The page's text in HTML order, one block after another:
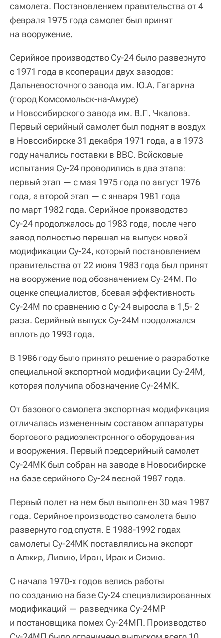
самолета. Постановлением правительства от 4
февраля 1975 года самолет был принят
на вооружение.
Серийное производство Су-24 было развернуто
с 1971 года в кооперации двух заводов:
Дальневосточного завода им. Ю.А. Гагарина
(город Комсомольск-на-Амуре)
и Новосибирского завода им. В.П. Чкалова.
Первый серийный самолет был поднят в воздух
в Новосибирске 31 декабря 1971 года, а в 1973
году начались поставки в ВВС. Войсковые
испытания Су-24 проводились в два этапа:
первый этап — с мая 1975 года по август 1976
года, а второй этап — с января 1981 года
по март 1982 года. Серийное производство
Су-24 продолжалось до 1983 года, после чего
завод полностью перешел на выпуск новой
модификации Су-24, который постановлением
правительства от 22 июня 1983 года был принят
на вооружение под обозначением Су-24М. По
оценке специалистов, боевая эффективность
Су-24М по сравнению с Су-24 выросла в 1,5- 2
раза. Серийный выпуск Су-24М продолжался
вплоть до 1993 года.
В 1986 году было принято решение о разработке
специальной экспортной модификации Су-24М,
которая получила обозначение Су-24МК.
От базового самолета экспортная модификация
отличалась измененным составом аппаратуры
бортового радиоэлектронного оборудования
и вооружения. Первый предсерийный самолет
Су-24МК был собран на заводе в Новосибирске
на базе серийного Су-24 весной 1987 года.
Первый полет на нем был выполнен 30 мая 1987
года. Серийное производство самолета было
развернуто год спустя. В 1988-1992 годах
самолеты Су-24МК поставлялись на экспорт
в Алжир, Ливию, Иран, Ирак и Сирию.
С начала 1970-х годов велись работы
по созданию на базе Су-24 специализированных
модификаций — разведчика Су-24МР
и постановщика помех Су-24МП. Производство